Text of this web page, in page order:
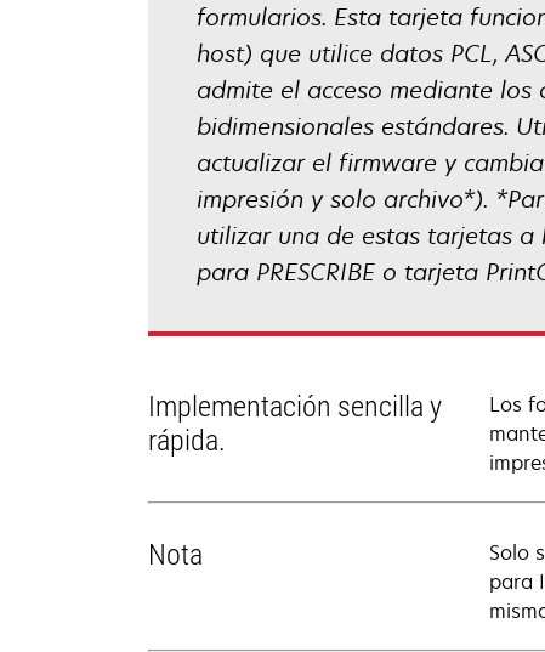
formularios. Esta tarjeta
host) que utilice datos PCL,
admite el acceso mediante los
bidimensionales estándares.
actualizar el firmware y
impresión y solo archivo*).
utilizar una de estas tarjetas
para PRESCRIBE o tarjeta
Implementación sencilla y
rápida.
Los
Nota
Solo
para